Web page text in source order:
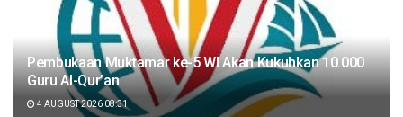
Pembukaan Muktamar ke-5 WI Akan Kukuhkan 10.000
Guru Al-Qur’an
4 AUGUST 2026 08:31